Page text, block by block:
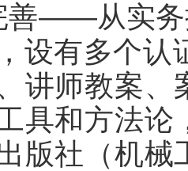
善——从实
设有多个认
讲师教案
具和方法
版社（机械